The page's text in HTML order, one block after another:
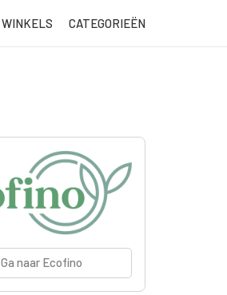
WINKELS CATEGORIEËN
Ga naar Ecofino